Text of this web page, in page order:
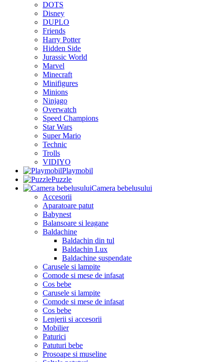
DOTS
Disney
DUPLO
Friends
Harry Potter
Hidden Side
Jurassic World
Marvel
Minecraft
Minifigures
Minions
Ninjago
Overwatch
Speed Champions
Star Wars
Super Mario
Technic
Trolls
VIDIYO
Playmobil
Puzzle
Camera bebelusului
Accesorii
Aparatoare patut
Babynest
Balansoare si leagane
Baldachine
Baldachin din tul
Baldachin Lux
Baldachine suspendate
Carusele si lampite
Comode si mese de infasat
Cos bebe
Carusele si lampite
Comode si mese de infasat
Cos bebe
Lenjerii si accesorii
Mobilier
Paturici
Patuturi bebe
Prosoape si museline